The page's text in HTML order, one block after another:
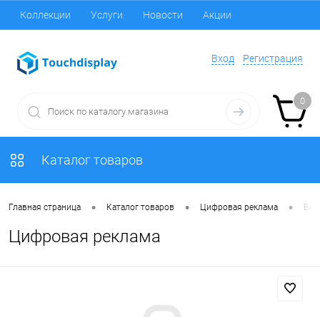
Коллекции Услуги Новости Акции
Вход Регистрация
0
Каталог товаров
Главная страница • Каталог товаров • Цифровая реклама •
Цифровая реклама